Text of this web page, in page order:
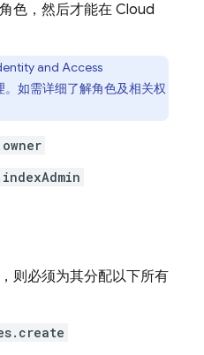
色，然后才能在 Cloud
and Access
如需详细了解角色及相关权
则必须为其分配以下所有